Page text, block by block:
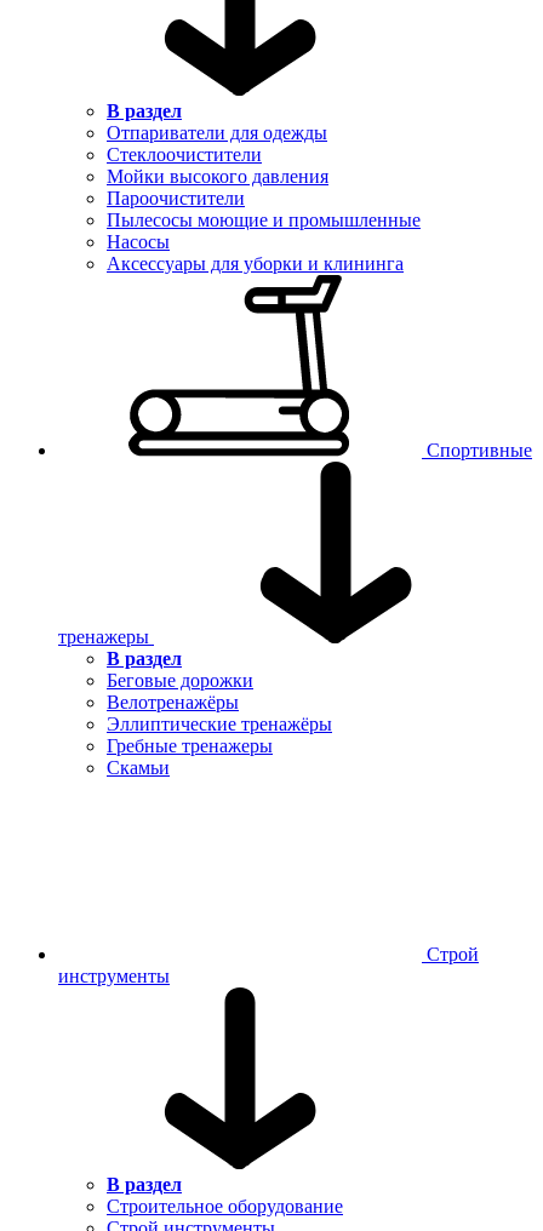
В раздел
Отпариватели для одежды
Стеклоочистители
Мойки высокого давления
Пароочистители
Пылесосы моющие и промышленные
Насосы
Аксессуары для уборки и клининга
Спортивные
тренажеры
В раздел
Беговые дорожки
Велотренажёры
Эллиптические тренажёры
Гребные тренажеры
Скамьи
Строй
инструменты
В раздел
Строительное оборудование